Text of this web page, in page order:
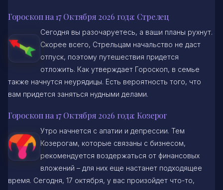
Гороскоп на 17 Октября 2026 года: Стрелец
Сегодня вы разочаруетесь, а ваши планы рухнут.
Скорее всего, Стрельцам начальство не даст
отпуск, поэтому путешествия придется
отложить. Как утверждает Гороскоп, в семье
также начнутся неурядицы. Есть вероятность того, что
вам придется заняться нудными делами.
Гороскоп на 17 Октября 2026 года: Козерог
Утро начнется с апатии и депрессии. Тем
Козерогам, которые связаны с бизнесом,
рекомендуется воздержаться от финансовых
вложений – для них еще настанет подходящее
время. Сегодня, 17 октября, у вас произойдет что-то,